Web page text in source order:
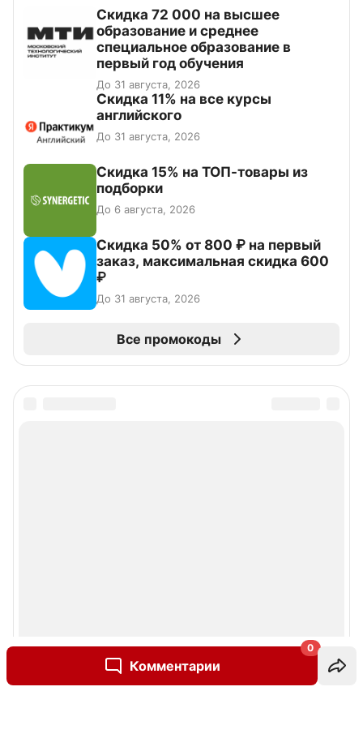
Комментарии
0
Скидка 72 000 на высшее
образование и среднее
специальное образование в
первый год обучения
До 31 августа, 2026
Скидка 11% на все курсы
английского
До 31 августа, 2026
Скидка 15% на ТОП-товары из
подборки
До 6 августа, 2026
Скидка 50% от 800 ₽ на первый
заказ, максимальная скидка 600
₽
До 31 августа, 2026
Все промокоды